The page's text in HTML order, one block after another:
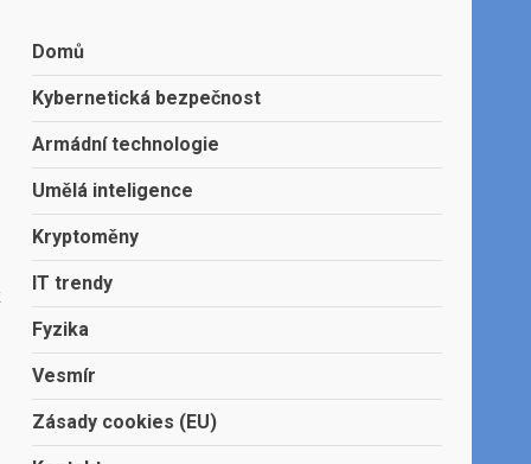
Domů
Kybernetická bezpečnost
Armádní technologie
Umělá inteligence
Kryptoměny
IT trendy
Fyzika
Vesmír
Zásady cookies (EU)